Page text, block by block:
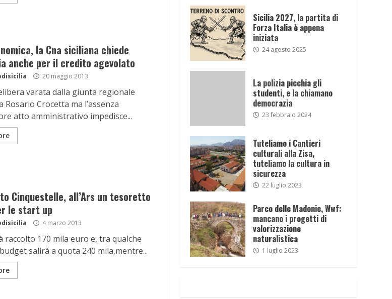
la Cna siciliana chiede
anche per il credito agevolato
20 maggio 2013
varata dalla giunta regionale
Rosario Crocetta ma l’assenza
atto amministrativo impedisce...
Cinquestelle, all’Ars un tesoretto
le start up
4 marzo 2013
raccolto 170 mila euro e, tra qualche
salirà a quota 240 mila,mentre...
Sicilia 2027, la partita di
Forza Italia è appena
iniziata
24 agosto 2025
La polizia picchia gli
studenti, e la chiamano
democrazia
23 febbraio 2024
Tuteliamo i Cantieri
culturali alla Zisa,
tuteliamo la cultura in
sicurezza
22 luglio 2023
Parco delle Madonie, Wwf:
mancano i progetti di
valorizzazione
naturalistica
1 luglio 2023